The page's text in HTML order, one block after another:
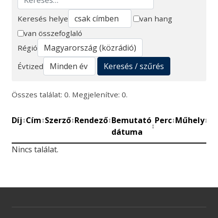
Keresés
Keresés helye
van hang
van összefoglaló
Régió
Évtized
Keresés / szűrés
Összes találat: 0. Megjelenítve: 0.
Díj↕Cím↕Szerző↕Rendező↕Bemutató
dátuma
↕
Perc↕Műhely↕
Nincs találat.